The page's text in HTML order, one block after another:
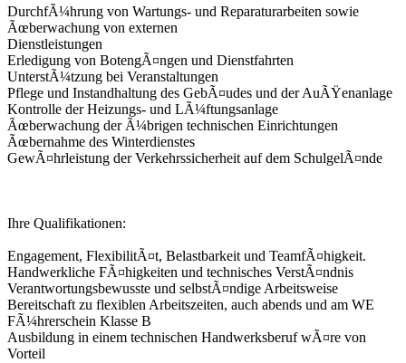
DurchfÃ¼hrung von Wartungs- und Reparaturarbeiten sowie
Ãœberwachung von externen
Dienstleistungen
Erledigung von BotengÃ¤ngen und Dienstfahrten
UnterstÃ¼tzung bei Veranstaltungen
Pflege und Instandhaltung des GebÃ¤udes und der AuÃŸenanlage
Kontrolle der Heizungs- und LÃ¼ftungsanlage
Ãœberwachung der Ã¼brigen technischen Einrichtungen
Ãœbernahme des Winterdienstes
GewÃ¤hrleistung der Verkehrssicherheit auf dem SchulgelÃ¤nde
Ihre Qualifikationen:
Engagement, FlexibilitÃ¤t, Belastbarkeit und TeamfÃ¤higkeit.
Handwerkliche FÃ¤higkeiten und technisches VerstÃ¤ndnis
Verantwortungsbewusste und selbstÃ¤ndige Arbeitsweise
Bereitschaft zu flexiblen Arbeitszeiten, auch abends und am WE
FÃ¼hrerschein Klasse B
Ausbildung in einem technischen Handwerksberuf wÃ¤re von
Vorteil